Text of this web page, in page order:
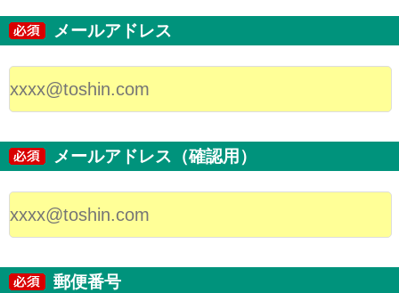
メールアドレス
メールアドレス（確認用）
郵便番号